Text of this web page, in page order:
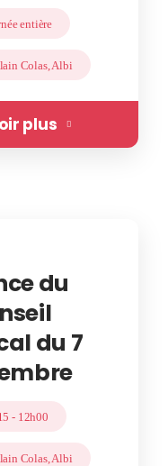
entière
Colas, Albi
plus
du
du 7
- 12h00
Colas, Albi